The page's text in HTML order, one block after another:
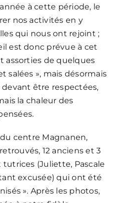
à cette période, le
nos activités en y
qui nous ont rejoint ;
est donc prévue à cet
assorties de quelques
salées », mais désormais
être respectées,
la chaleur des
centre Magnanen,
12 anciens et 3
(Juliette, Pascale
excusée) qui ont été
». Après les photos,